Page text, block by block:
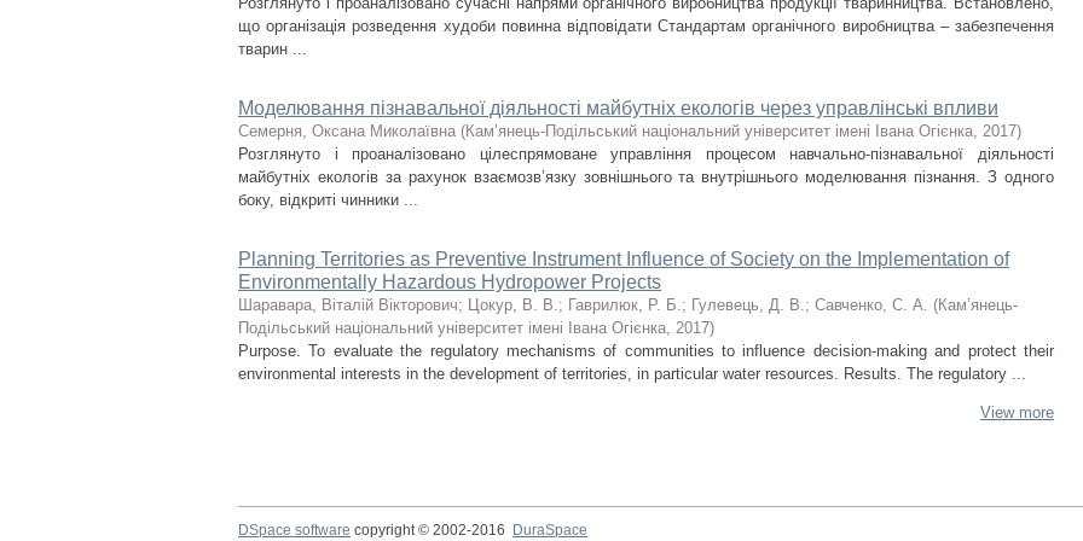
що організація розведення худоби повинна відповідати Стандартам органічного виробництва – забезпечення
тварин ...
Моделювання пізнавальної діяльності майбутніх екологів через управлінські впливи
Семерня, Оксана Миколаївна (Кам’янець-Подільський національний університет імені Івана Огієнка, 2017)
Розглянуто і проаналізовано цілеспрямоване управління процесом навчально-пізнавальної діяльності
майбутніх екологів за рахунок взаємозв’язку зовнішнього та внутрішнього моделювання пізнання. З одного
боку, відкриті чинники ...
Planning Territories as Preventive Instrument Influence of Society on the Implementation of
Environmentally Hazardous Hydropower Projects
Шаравара, Віталій Вікторович; Цокур, В. В.; Гаврилюк, Р. Б.; Гулевець, Д. В.; Савченко, C. А. (Кам’янець-
Подільський національний університет імені Івана Огієнка, 2017)
Purpose. To evaluate the regulatory mechanisms of communities to influence decision-making and protect their
environmental interests in the development of territories, in particular water resources. Results. The regulatory ...
View more
DSpace software copyright © 2002-2016 DuraSpace